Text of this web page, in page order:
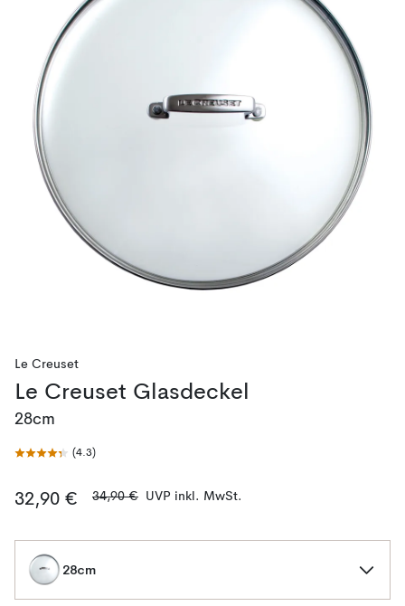
Le Creuset
Le Creuset Glasdeckel
28cm
(4.3)
32,90 € 34,90 € UVP inkl. MwSt.
28cm